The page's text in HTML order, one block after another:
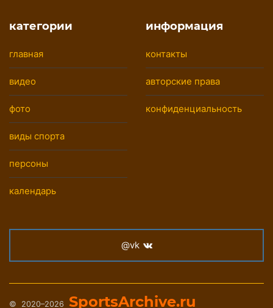
категории
главная
видео
фото
виды спорта
персоны
календарь
информация
контакты
авторские права
конфиденциальность
@vk
© 2020–2026 SportsArchive.ru